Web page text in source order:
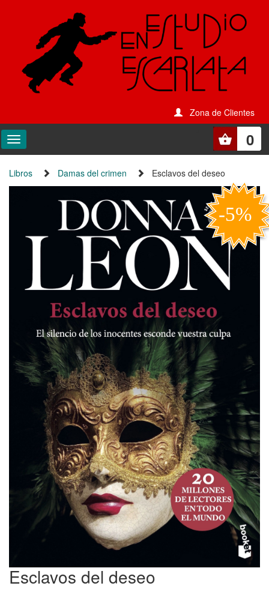
Zona de Clientes
0
Libros Damas del crimen Esclavos del deseo
Esclavos del deseo